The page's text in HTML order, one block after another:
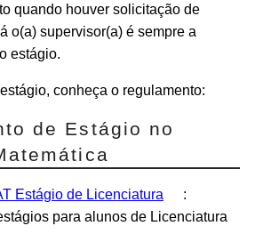
quando houver solicitação de
o(a) supervisor(a) é sempre a
estágio.
conheça o regulamento:
de Estágio no
Estágio de Licenciatura
:
para alunos de Licenciatura